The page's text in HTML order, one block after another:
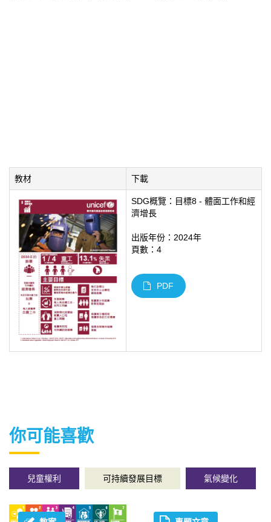
教材 下載
SDG概覽：目標8 - 體面工作和經
濟增長
出版年份：2024年
頁數：4
PDF
你可能喜歡
兒童權利 可持續發展目標 氣候變化